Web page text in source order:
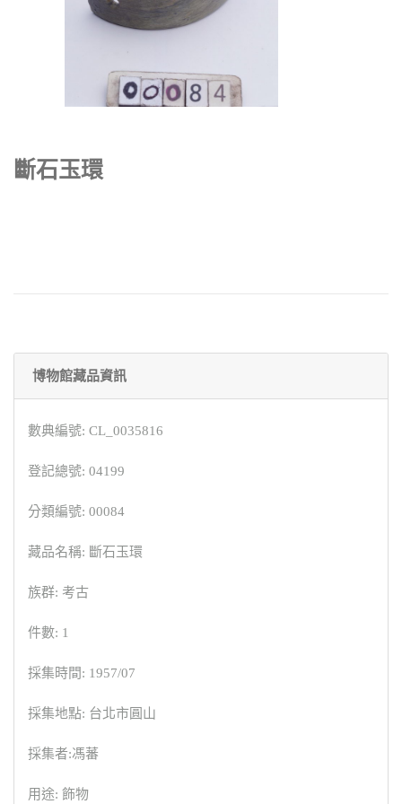
斷石玉環
博物館藏品資訊
數典編號: CL_0035816
登記總號: 04199
分類編號: 00084
藏品名稱: 斷石玉環
族群: 考古
件數: 1
採集時間: 1957/07
採集地點: 台北市圓山
採集者:馮蕃
用途: 飾物